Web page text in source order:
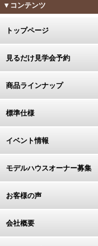
▼コンテンツ
トップページ
見るだけ見学会予約
商品ラインナップ
標準仕様
イベント情報
モデルハウスオーナー募集
お客様の声
会社概要